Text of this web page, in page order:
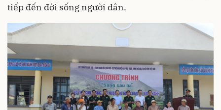
tiếp đến đời sống người dân.